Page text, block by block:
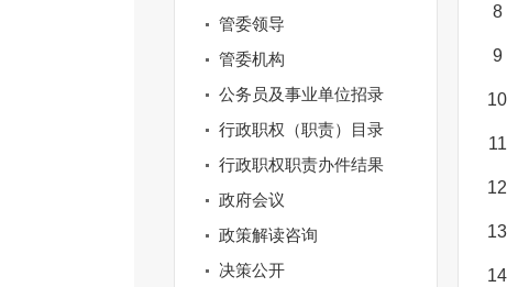
管委领导
管委机构
公务员及事业单位招录
行政职权（职责）目录
行政职权职责办件结果
政府会议
政策解读咨询
决策公开
8
9
10
11
12
13
14